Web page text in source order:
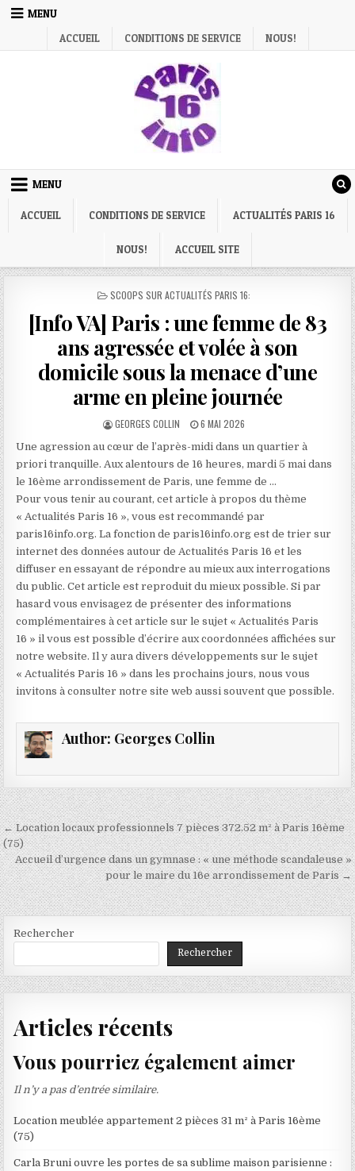
Skip
MENU
ACCUEIL
CONDITIONS DE SERVICE NOUS!
MENU
ACCUEIL CONDITIONS DE SERVICE ACTUALITÉS PARIS 16
NOUS! ACCUEIL SITE
POSTED
SCOOPS SUR ACTUALITÉS PARIS 16:
[Info VA] Paris : une femme de 83
ans agressée et volée à son
domicile sous la menace d’une
arme en pleine journée
AUTHOR:
GEORGES COLLIN
PUBLISHED
6 MAI 2026
Une agression au cœur de l’après-midi dans un quartier à
priori tranquille. Aux alentours de 16 heures, mardi 5 mai dans
le 16ème arrondissement de Paris, une femme de …
Pour vous tenir au courant, cet article à propos du thème
« Actualités Paris 16 », vous est recommandé par
paris16info.org. La fonction de paris16info.org est de trier sur
internet des données autour de Actualités Paris 16 et les
diffuser en essayant de répondre au mieux aux interrogations
du public. Cet article est reproduit du mieux possible. Si par
hasard vous envisagez de présenter des informations
complémentaires à cet article sur le sujet « Actualités Paris
16 » il vous est possible d’écrire aux coordonnées affichées sur
notre website. Il y aura divers développements sur le sujet
« Actualités Paris 16 » dans les prochains jours, nous vous
invitons à consulter notre site web aussi souvent que possible.
Author: Georges Collin
Navigation
de
l’article
← Location locaux professionnels 7 pièces 372.52 m² à Paris 16ème
(75)
Accueil d’urgence dans un gymnase : « une méthode scandaleuse »
pour le maire du 16e arrondissement de Paris →
Rechercher
Rechercher
Articles récents
Vous pourriez également aimer
Il n’y a pas d’entrée similaire.
Location meublée appartement 2 pièces 31 m² à Paris 16ème
(75)
Carla Bruni ouvre les portes de sa sublime maison parisienne :